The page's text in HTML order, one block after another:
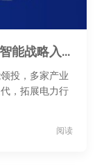
凌鹊卫星 完成新一轮战略融资 泽宇智能战略入股助力星地融合通信
投，多家产业
，拓展电力行
阅读